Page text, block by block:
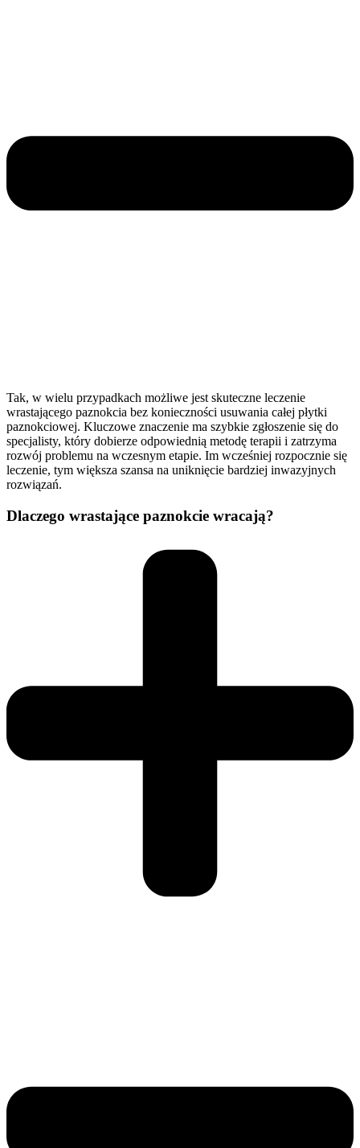
Tak, w wielu przypadkach możliwe jest skuteczne leczenie
wrastającego paznokcia bez konieczności usuwania całej płytki
paznokciowej. Kluczowe znaczenie ma szybkie zgłoszenie się do
specjalisty, który dobierze odpowiednią metodę terapii i zatrzyma
rozwój problemu na wczesnym etapie. Im wcześniej rozpocznie się
leczenie, tym większa szansa na uniknięcie bardziej inwazyjnych
rozwiązań.
Dlaczego wrastające paznokcie wracają?